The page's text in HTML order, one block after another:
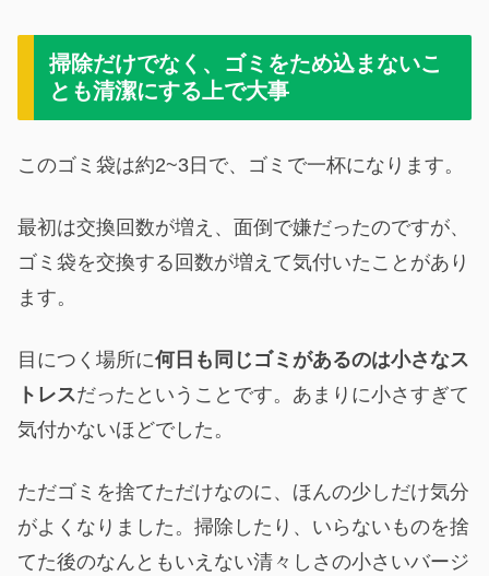
掃除だけでなく、ゴミをため込まないこ
とも清潔にする上で大事
このゴミ袋は約2~3日で、ゴミで一杯になります。
最初は交換回数が増え、面倒で嫌だったのですが、
ゴミ袋を交換する回数が増えて気付いたことがあり
ます。
目につく場所に何日も同じゴミがあるのは小さなス
トレスだったということです。あまりに小さすぎて
気付かないほどでした。
ただゴミを捨てただけなのに、ほんの少しだけ気分
がよくなりました。掃除したり、いらないものを捨
てた後のなんともいえない清々しさの小さいバージ